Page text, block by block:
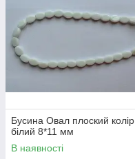
Бусина Овал плоский колір
білий 8*11 мм
В наявності